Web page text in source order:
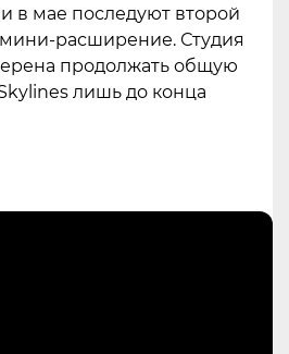
в мае последуют второй
расширение. Студия
продолжать общую
лишь до конца